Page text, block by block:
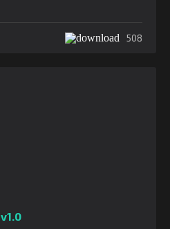
508
v1.0